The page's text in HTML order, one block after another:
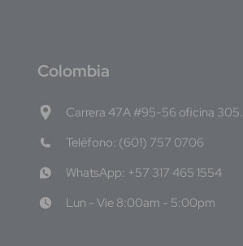
Colombia
Carrera 47A #95-56 oficina 305.
Teléfono: (601) 757 0706
WhatsApp: +57 317 465 1554
Lun - Vie 8:00am - 5:00pm